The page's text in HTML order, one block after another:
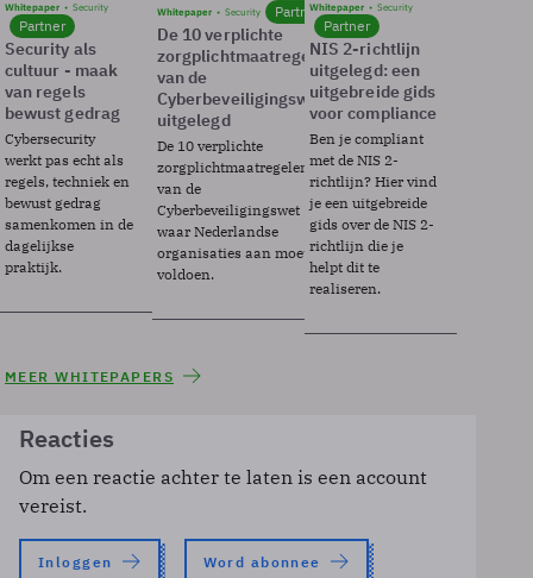
Whitepaper Security
Partner
Security als
cultuur - maak
van regels
bewust gedrag
Cybersecurity
werkt pas echt als
regels, techniek en
bewust gedrag
samenkomen in de
dagelijkse
praktijk.
Whitepaper Security Partner
De 10 verplichte
zorgplichtmaatregelen
van de
Cyberbeveiligingswet
uitgelegd
De 10 verplichte
zorgplichtmaatregelen
van de
Cyberbeveiligingswet
waar Nederlandse
organisaties aan moeten
voldoen.
Whitepaper Security
Partner
NIS 2-richtlijn
uitgelegd: een
uitgebreide gids
voor compliance
Ben je compliant
met de NIS 2-
richtlijn? Hier vind
je een uitgebreide
gids over de NIS 2-
richtlijn die je
helpt dit te
realiseren.
MEER WHITEPAPERS
Reacties
Om een reactie achter te laten is een account
vereist.
Inloggen Word abonnee